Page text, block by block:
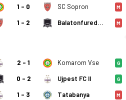
1 - 0 SC Sopron M
1 - 2 Balatonfuredi FC M
2 - 1 Komarom Vse G
0 - 2 Ujpest FC II G
1 - 3 Tatabanya M